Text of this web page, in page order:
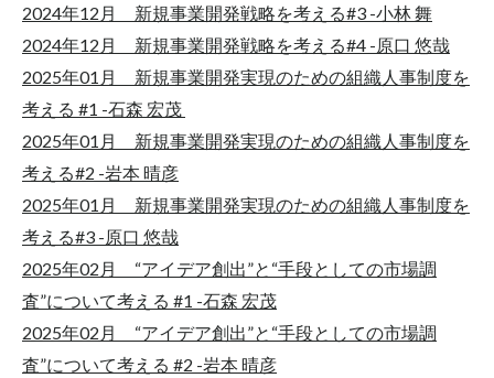
2024年12月 新規事業開発戦略を考える#3 -小林 舞
2024年12月 新規事業開発戦略を考える#4 -原口 悠哉
2025年01月 新規事業開発実現のための組織人事制度を
考える #1 -石森 宏茂
2025年01月 新規事業開発実現のための組織人事制度を
考える#2 -岩本 晴彦
2025年01月 新規事業開発実現のための組織人事制度を
考える#3 -原口 悠哉
2025年02月 “アイデア創出”と“手段としての市場調
査”について考える #1 -石森 宏茂
2025年02月 “アイデア創出”と“手段としての市場調
査”について考える #2 -岩本 晴彦